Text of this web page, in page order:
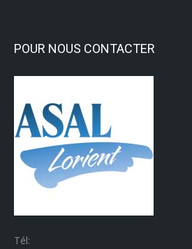
POUR NOUS CONTACTER
Tél: